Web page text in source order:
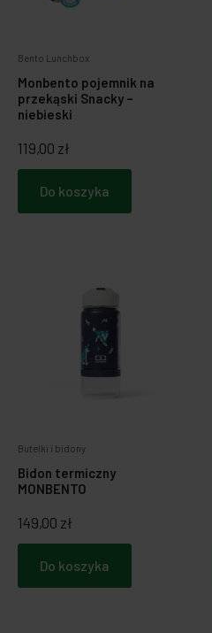
Bento Lunchbox
Monbento pojemnik na
przekąski Snacky –
niebieski
119,00 zł
Do koszyka
Butelki i bidony
Bidon termiczny
MONBENTO
149,00 zł
Do koszyka